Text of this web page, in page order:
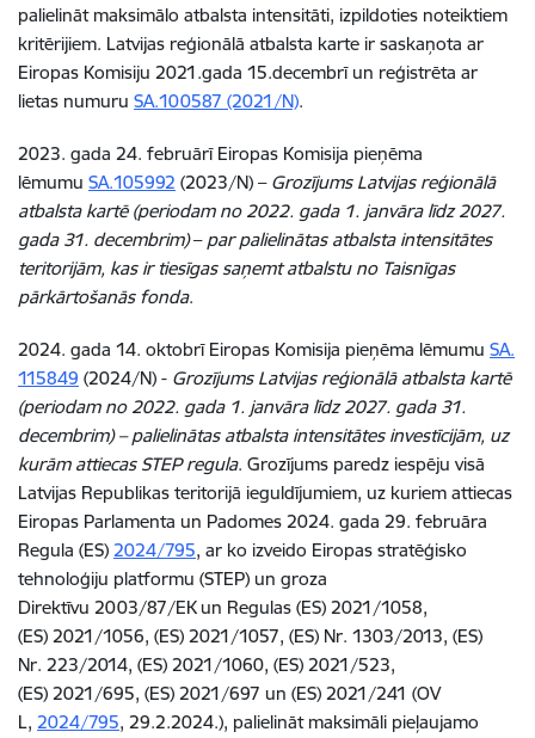
palielināt maksimālo atbalsta intensitāti, izpildoties noteiktiem
kritērijiem. Latvijas reģionālā atbalsta karte ir saskaņota ar
Eiropas Komisiju 2021.gada 15.decembrī un reģistrēta ar
lietas numuru SA.100587 (2021/N).
2023. gada 24. februārī Eiropas Komisija pieņēma
lēmumu SA.105992 (2023/N) – Grozījums Latvijas reģionālā
atbalsta kartē (periodam no 2022. gada 1. janvāra līdz 2027.
gada 31. decembrim)– par palielinātas atbalsta intensitātes
teritorijām, kas ir tiesīgas saņemt atbalstu no Taisnīgas
pārkārtošanās fonda.
2024. gada 14. oktobrī Eiropas Komisija pieņēma lēmumu SA.
115849 (2024/N) - Grozījums Latvijas reģionālā atbalsta kartē
(periodam no 2022. gada 1. janvāra līdz 2027. gada 31.
decembrim) – palielinātas atbalsta intensitātes investīcijām, uz
kurām attiecas STEP regula. Grozījums paredz iespēju visā
Latvijas Republikas teritorijā ieguldījumiem, uz kuriem attiecas
Eiropas Parlamenta un Padomes 2024. gada 29. februāra
Regula (ES) 2024/795, ar ko izveido Eiropas stratēģisko
tehnoloģiju platformu (STEP) un groza
Direktīvu 2003/87/EK un Regulas (ES) 2021/1058,
(ES) 2021/1056, (ES) 2021/1057, (ES) Nr. 1303/2013, (ES)
Nr. 223/2014, (ES) 2021/1060, (ES) 2021/523,
(ES) 2021/695, (ES) 2021/697 un (ES) 2021/241 (OV
L, 2024/795, 29.2.2024.), palielināt maksimāli pieļaujamo